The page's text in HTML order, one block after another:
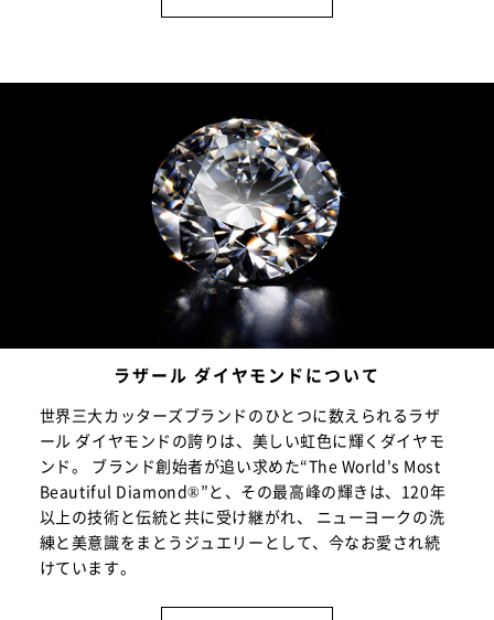
ラザール ダイヤモンドについて
世界三大カッターズブランドのひとつに数えられるラザ
ール ダイヤモンドの誇りは、美しい虹色に輝くダイヤモ
ンド。 ブランド創始者が追い求めた“The World's Most
Beautiful Diamond®”と、その最高峰の輝きは、120年
以上の技術と伝統と共に受け継がれ、 ニューヨークの洗
練と美意識をまとうジュエリーとして、今なお愛され続
けています。